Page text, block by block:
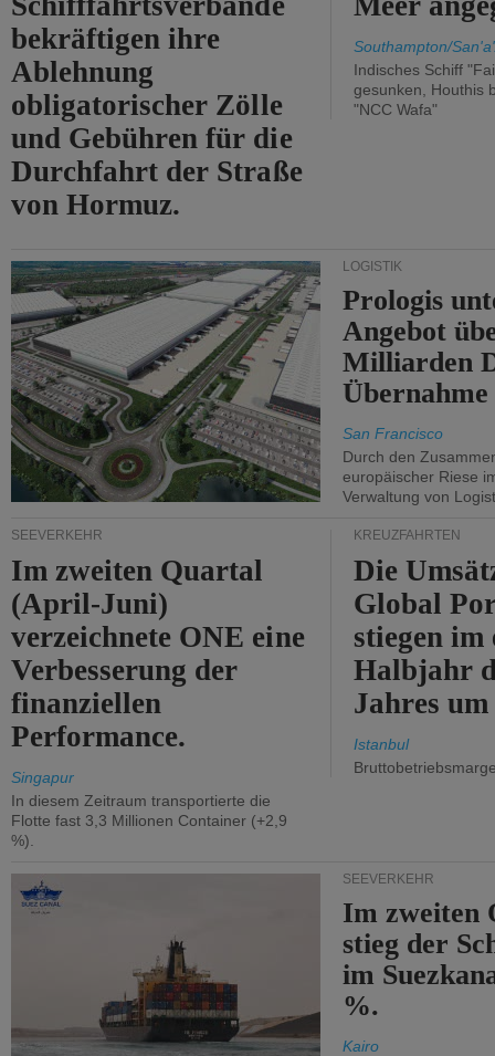
bekräftigen ihre
Ablehnung
obligatorischer Zölle
und Gebühren für die
Durchfahrt der Straße
von Hormuz.
Southampton/
Indisches Schiff
gesunken, Houthis
"NCC Wafa"
LOGISTIK
Prologis
Angebot
Milliarden
Übernahme
San Francisco
Durch den
europäischer Riese
Verwaltung von
SEEVERKEHR
Im zweiten Quartal
(April-Juni)
verzeichnete ONE eine
Verbesserung der
finanziellen
Performance.
Singapur
In diesem Zeitraum transportierte die
Flotte fast 3,3 Millionen Container (+2,9
%).
KREUZFAHRTEN
Die
Global
stiegen im
Halbjahr
Jahres
Istanbul
SEEVERKEHR
Im zweiten
stieg der
im
%.
Kairo